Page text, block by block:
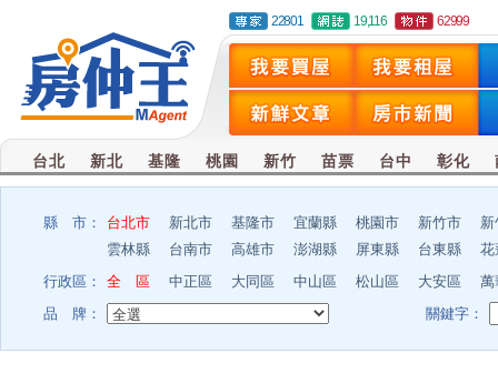
22801 19,116 62999
台北 新北 基隆 桃園 新竹 苗票 台中 彰化
縣 市： 台北市 新北市 基隆市 宜蘭縣 桃園市 新竹市
新
雲林縣
台南市 高雄市 澎湖縣 屏東縣 台東縣
花
行政區：
全 區 中正區 大同區 中山區 松山區 大安區
萬
品 牌：
關鍵字：